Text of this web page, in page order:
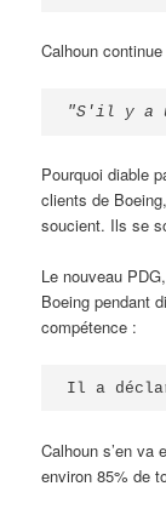
Calhoun
"S'il y a
Pourquoi diable
clients de
soucient. Ils se
Le nouveau
Boeing pendant
compétence :
Il a
Calhoun s’en va
environ 85% de